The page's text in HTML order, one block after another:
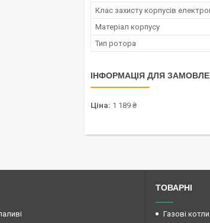
Клас захисту корпусів
Матеріал корпусу
Тип ротора
ІНФОРМАЦІЯ ДЛЯ
Ціна: 1 189 ₴
ТОВАРНІ
Газові